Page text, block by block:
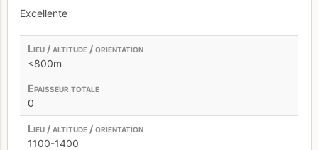
Excellente
<800m
0
1100-1400